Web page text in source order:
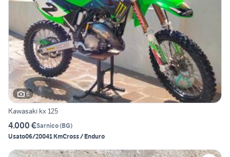
6
Kawasaki kx 125
4.000 €Sarnico(BG)
Usato06/20041 KmCross / Enduro